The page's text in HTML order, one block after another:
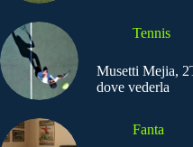
Tennis
Musetti Mejia,
dove vederla
Fanta